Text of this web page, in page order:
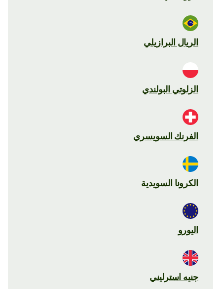
الريال البرازيلي
الزلوتي البولندي
الفرنك السويسري
الكرونا السويدية
اليورو
جنيه استرليني